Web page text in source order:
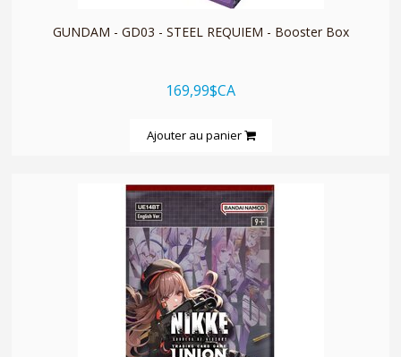
GUNDAM - GD03 - STEEL REQUIEM - Booster Box
169,99$CA
Ajouter au panier